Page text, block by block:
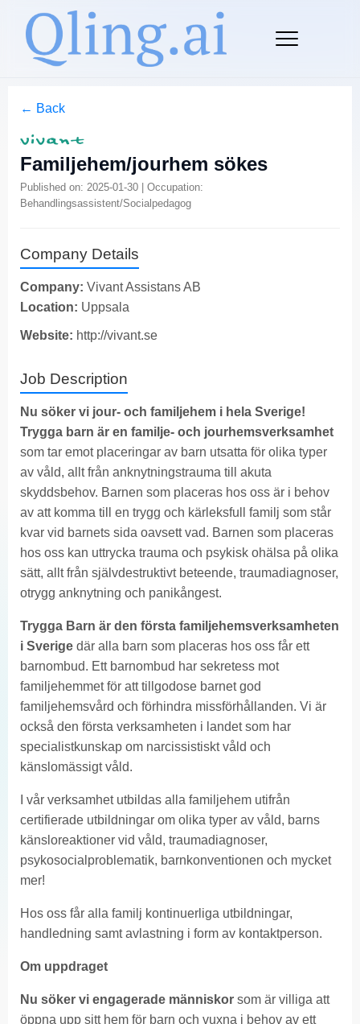
← Back
Familjehem/jourhem sökes
Published on: 2025-01-30 | Occupation:
Behandlingsassistent/Socialpedagog
Company Details
Company: Vivant Assistans AB
Location: Uppsala
Website: http://vivant.se
Job Description
Nu söker vi jour- och familjehem i hela Sverige!
Trygga barn är en familje- och jourhemsverksamhet
som tar emot placeringar av barn utsatta för olika typer
av våld, allt från anknytningstrauma till akuta
skyddsbehov. Barnen som placeras hos oss är i behov
av att komma till en trygg och kärleksfull familj som står
kvar vid barnets sida oavsett vad. Barnen som placeras
hos oss kan uttrycka trauma och psykisk ohälsa på olika
sätt, allt från självdestruktivt beteende, traumadiagnoser,
otrygg anknytning och panikångest.
Trygga Barn är den första familjehemsverksamheten
i Sverige där alla barn som placeras hos oss får ett
barnombud. Ett barnombud har sekretess mot
familjehemmet för att tillgodose barnet god
familjehemsvård och förhindra missförhållanden. Vi är
också den första verksamheten i landet som har
specialistkunskap om narcissistiskt våld och
känslomässigt våld.
I vår verksamhet utbildas alla familjehem utifrån
certifierade utbildningar om olika typer av våld, barns
känsloreaktioner vid våld, traumadiagnoser,
psykosocialproblematik, barnkonventionen och mycket
mer!
Hos oss får alla familj kontinuerliga utbildningar,
handledning samt avlastning i form av kontaktperson.
Om uppdraget
Nu söker vi engagerade människor som är villiga att
öppna upp sitt hem för barn och vuxna i behov av ett